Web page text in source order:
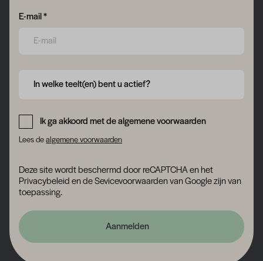
Form field 6a74f20cd431a
E-mail *
In welke teelt(en) bent u actief?
Form field 6a74f20cd7991
Ik ga akkoord met de algemene voorwaarden
Lees de algemene voorwaarden
Deze site wordt beschermd door reCAPTCHA en het
Privacybeleid ende Sevicevoorwaardenvan Google zijn van
toepassing.
Aanmelden